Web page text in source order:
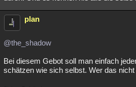
plan
@the_shadow
Bei diesem Gebot soll man einfach
schätzen wie sich selbst. Wer das